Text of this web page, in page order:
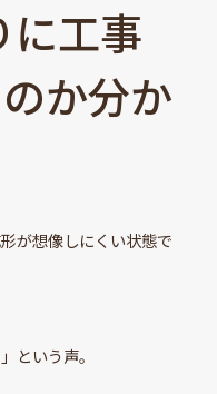
工事
か分か
が想像しにくい状態で
という声。